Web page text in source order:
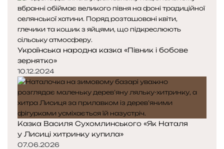
Українська народна казка «Півник і бобове
зернятко»
10.12.2024
Казка Василя Сухомлинського «Як Наталя
у Лисиці хитринку купила»
07.06.2026